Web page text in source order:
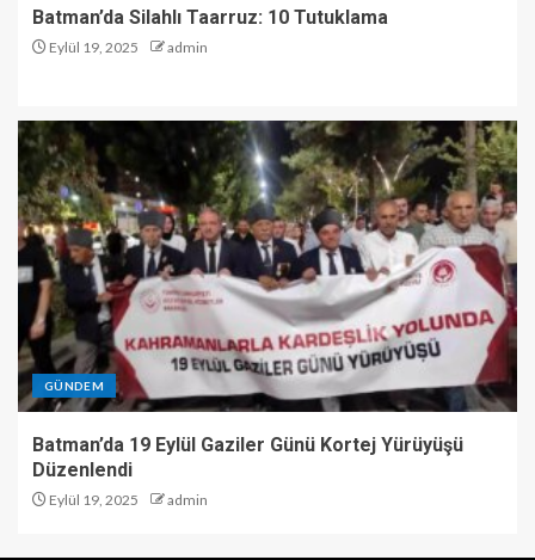
Batman’da Silahlı Taarruz: 10 Tutuklama
Eylül 19, 2025 admin
GÜNDEM
Batman’da 19 Eylül Gaziler Günü Kortej Yürüyüşü
Düzenlendi
Eylül 19, 2025 admin